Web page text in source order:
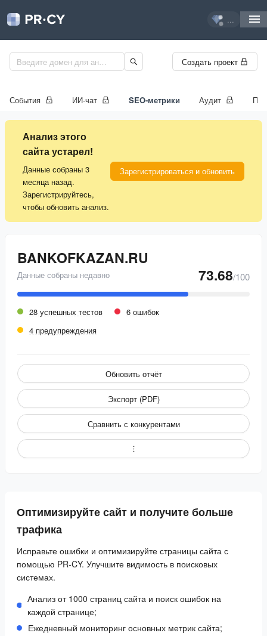
...
Создать проект
События ИИ-чат SEO-метрики Аудит
Анализ этого
сайта устарел!
Данные собраны 3
месяца назад.
Зарегистрируйтесь,
чтобы обновить анализ.
Зарегистрироваться и обновить
BANKOFKAZAN.RU
Данные собраны недавно 73.68/100
28 успешных тестов
6 ошибок
4 предупреждения
Обновить отчёт
Экспорт (PDF)
Сравнить с конкурентами
Оптимизируйте сайт и получите больше
трафика
Исправьте ошибки и оптимизируйте страницы сайта с
помощью PR-CY. Улучшите видимость в поисковых
системах.
Анализ от 1000 страниц сайта и поиск ошибок на
каждой странице;
Ежедневный мониторинг основных метрик сайта;